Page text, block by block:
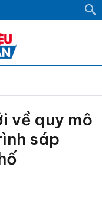
về quy mô
sáp